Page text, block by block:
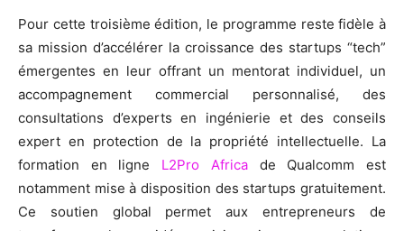
Pour cette troisième édition, le programme reste fidèle à
sa mission d’accélérer la croissance des startups “tech”
émergentes en leur offrant un mentorat individuel, un
accompagnement commercial personnalisé, des
consultations d’experts en ingénierie et des conseils
expert en protection de la propriété intellectuelle. La
formation en ligne L2Pro Africade Qualcomm est
notamment mise à disposition des startups gratuitement.
Ce soutien global permet aux entrepreneurs de